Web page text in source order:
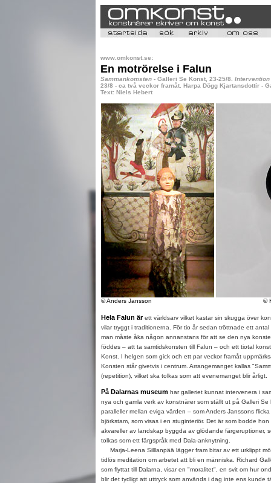
www.omkonst.se:
En motrörelse i Falun
Sammankomsten - Galleri Se Konst, 23-25/8.
23/8 - ca två veckor framåt. Harpa Dögg Kjartansdottír -
Text: Niels Hebert
© Anders Jansson ©
Hela Falun ärett världsarv vilket kastar sin skugga över
vilar tryggt i traditionerna. För tio år sedan tröttnade ett
man måste åka någon annanstans för att se den nya
föddes – att ta samtidskonsten till Falun – och ett tiotal
Konst. I helgen som gick och ett par veckor framåt
Konsten står givetvis i centrum. Arrangemanget kallas
(repetition), vilket ska tolkas som att evenemanget blir årligt.
På Dalarnas museum har galleriet kunnat intervenera i
nya och gamla verk av konstnärer som ställt ut på Galleri
paralleller mellan eviga värden – som Anders Janssons
björkstam, som visas i en stuginteriör. Det är som bodde hon
akvareller av landskap byggda av glödande färgeruptioner,
tolkas som ett färgspråk med Dala-anknytning.
Marja-Leena Silllanpää lägger fram bitar av ett urklippt
tidlös meditation om arbetet att bli en människa. Richard
som flyttat till Dalarna, visar en "moralitet", en svit om hur
blir det tydligt att uttryck som används i dag inte ens kunde